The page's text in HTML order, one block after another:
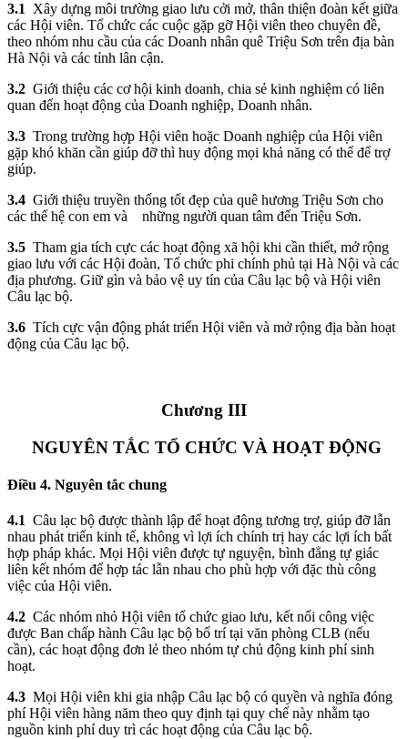
3.1
Xây dựng môi trường giao lưu cởi mở, thân thiện đoàn kết giữa
các Hội viên. Tổ chức các cuộc gặp gỡ Hội viên theo chuyên đề,
theo nhóm nhu cầu của các Doanh nhân quê Triệu Sơn trên địa bàn
Hà Nội và các tỉnh lân cận.
3.2 Giới thiệu các cơ hội kinh doanh, chia sẻ kinh nghiệm có liên
quan đến hoạt động của Doanh nghiệp, Doanh nhân.
3.3 Trong trường hợp Hội viên hoặc Doanh nghiệp của Hội viên
gặp khó khăn cần giúp đỡ thì huy động mọi khả năng có thể để trợ
giúp.
3.4 Giới thiệu truyền thống tốt đẹp của quê hương Triệu Sơn cho
các thế hệ con em và những người quan tâm đến Triệu Sơn.
3.5 Tham gia tích cực các hoạt động xã hội khi cần thiết, mở rộng
giao lưu với các Hội đoàn, Tổ chức phi chính phủ tại Hà Nội và các
địa phương. Giữ gìn và bảo vệ uy tín của Câu lạc bộ và Hội viên
Câu lạc bộ.
3.6 Tích cực vận động phát triển Hội viên và mở rộng địa bàn hoạt
động của Câu lạc bộ.
Chương III
NGUYÊN TẮC TỔ CHỨC VÀ HOẠT ĐỘNG
Điều 4. Nguyên tắc chung
4.1 Câu lạc bộ được thành lập để hoạt động tương trợ, giúp đỡ lẫn
nhau phát triển kinh tế, không vì lợi ích chính trị hay các lợi ích bất
hợp pháp khác. Mọi Hội viên được tự nguyện, bình đẳng tự giác
liên kết nhóm để hợp tác lẫn nhau cho phù hợp với đặc thù công
việc của Hội viên.
4.2 Các nhóm nhỏ Hội viên tổ chức giao lưu, kết nối công việc
được Ban chấp hành Câu lạc bộ bố trí tại văn phòng CLB (nếu
cần), các hoạt động đơn lẻ theo nhóm tự chủ động kinh phí sinh
hoạt.
4.3 Mọi Hội viên khi gia nhập Câu lạc bộ có quyền và nghĩa đóng
phí Hội viên hàng năm theo quy định tại quy chế này nhằm tạo
nguồn kinh phí duy trì các hoạt động của Câu lạc bộ.